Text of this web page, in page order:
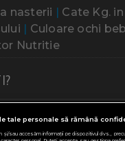
nasterii | Cate Kg.
| Culoare ochi
Nutritie
Probleme cu
Probleme alaptare Bebe
tale personale să rămână
sau accesăm informații pe dispozitivul dvs.,